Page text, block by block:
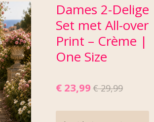
Dames 2-Delige
Set met All-over
Print – Crème |
One Size
€ 23,99 € 29,99